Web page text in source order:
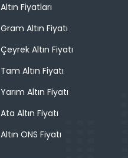
Altın Fiyatları
Gram Altın Fiyatı
Çeyrek Altın Fiyatı
Tam Altın Fiyatı
Yarım Altın Fiyatı
Ata Altın Fiyatı
Altın ONS Fiyatı